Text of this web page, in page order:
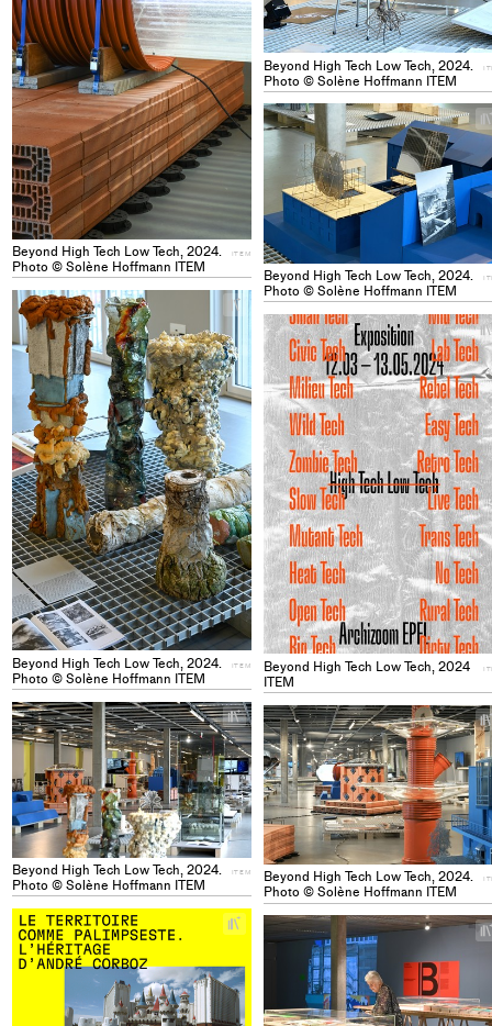
Beyond High Tech Low Tech, 2024.
Photo © Solène Hoffmann ITEM
Beyond High Tech Low Tech, 2024.
Photo © Solène Hoffmann ITEM
ITEM
Beyond High Tech Low Tech, 2024.
Photo © Solène Hoffmann ITEM
+
Beyond High Tech Low Tech, 2024.
Photo © Solène Hoffmann ITEM
ITEM
+
Add
project
collections
Beyond High Tech Low Tech, 2024
ITEM
+
Beyond High Tech Low Tech, 2024.
Photo © Solène Hoffmann ITEM
ITEM
+
Add
project
to
collections
Beyond High Tech Low Tech, 2024.
Photo © Solène Hoffmann ITEM
+
+
Add
to
+